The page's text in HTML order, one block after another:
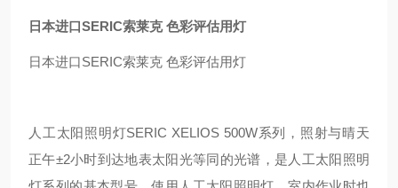
日本进口SERIC索莱克 色彩评估用灯
日本进口SERIC索莱克 色彩评估用灯
人工太阳照明灯SERIC XELIOS 500W系列，照射与晴天
正午±2小时到达地表太阳光等同的光谱，是人工太阳照明